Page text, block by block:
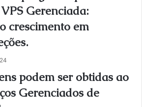
Gerenciada:
crescimento em
podem ser obtidas ao
Gerenciados de